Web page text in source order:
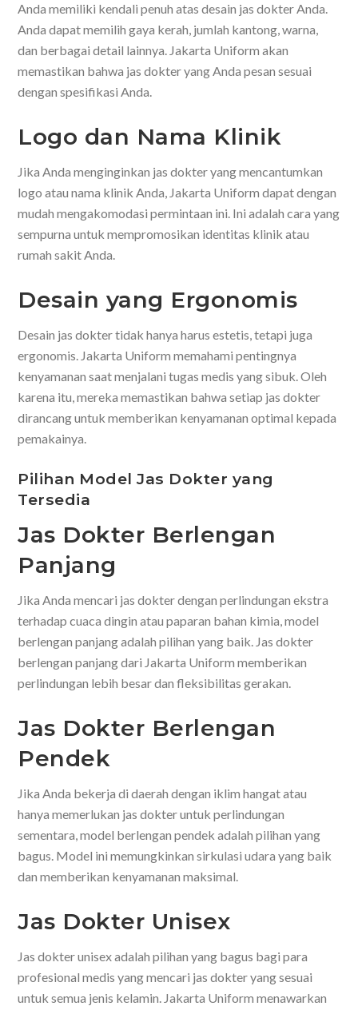
Anda memiliki kendali penuh atas desain jas dokter Anda.
Anda dapat memilih gaya kerah, jumlah kantong, warna,
dan berbagai detail lainnya. Jakarta Uniform akan
memastikan bahwa jas dokter yang Anda pesan sesuai
dengan spesifikasi Anda.
Logo dan Nama Klinik
Jika Anda menginginkan jas dokter yang mencantumkan
logo atau nama klinik Anda, Jakarta Uniform dapat dengan
mudah mengakomodasi permintaan ini. Ini adalah cara yang
sempurna untuk mempromosikan identitas klinik atau
rumah sakit Anda.
Desain yang Ergonomis
Desain jas dokter tidak hanya harus estetis, tetapi juga
ergonomis. Jakarta Uniform memahami pentingnya
kenyamanan saat menjalani tugas medis yang sibuk. Oleh
karena itu, mereka memastikan bahwa setiap jas dokter
dirancang untuk memberikan kenyamanan optimal kepada
pemakainya.
Pilihan Model Jas Dokter yang
Tersedia
Jas Dokter Berlengan
Panjang
Jika Anda mencari jas dokter dengan perlindungan ekstra
terhadap cuaca dingin atau paparan bahan kimia, model
berlengan panjang adalah pilihan yang baik. Jas dokter
berlengan panjang dari Jakarta Uniform memberikan
perlindungan lebih besar dan fleksibilitas gerakan.
Jas Dokter Berlengan
Pendek
Jika Anda bekerja di daerah dengan iklim hangat atau
hanya memerlukan jas dokter untuk perlindungan
sementara, model berlengan pendek adalah pilihan yang
bagus. Model ini memungkinkan sirkulasi udara yang baik
dan memberikan kenyamanan maksimal.
Jas Dokter Unisex
Jas dokter unisex adalah pilihan yang bagus bagi para
profesional medis yang mencari jas dokter yang sesuai
untuk semua jenis kelamin. Jakarta Uniform menawarkan